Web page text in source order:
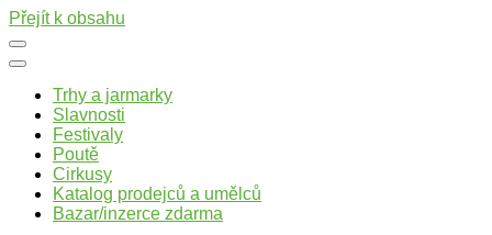
Přejít k obsahu
Trhy a jarmarky
Slavnosti
Festivaly
Poutě
Cirkusy
Katalog prodejců a umělců
Bazar/inzerce zdarma